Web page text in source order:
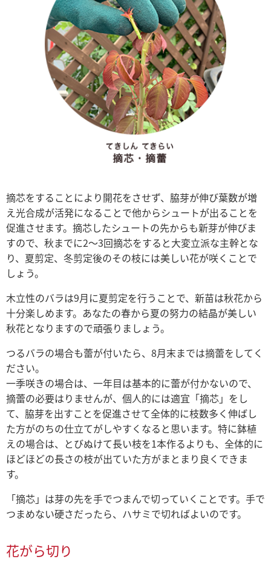
摘芯をすることにより開花をさせず、脇芽が伸び葉数が増
え光合成が活発になることで他からシュートが出ることを
促進させます。摘芯したシュートの先からも新芽が伸びま
すので、秋までに2～3回摘芯をすると大変立派な主幹とな
り、夏剪定、冬剪定後のその枝には美しい花が咲くことで
しょう。
木立性のバラは9月に夏剪定を行うことで、新苗は秋花から
十分楽しめます。あなたの春から夏の努力の結晶が美しい
秋花となりますので頑張りましょう。
つるバラの場合も蕾が付いたら、8月末までは摘蕾をしてく
ださい。
一季咲きの場合は、一年目は基本的に蕾が付かないので、
摘蕾の必要はりませんが、個人的には適宜「摘芯」をし
て、脇芽を出すことを促進させて全体的に枝数多く伸ばし
た方がのちの仕立てがしやすくなると思います。特に鉢植
えの場合は、とびぬけて長い枝を1本作るよりも、全体的に
ほどほどの長さの枝が出ていた方がまとまり良くできま
す。
「摘芯」は芽の先を手でつまんで切っていくことです。手で
つまめない硬さだったら、ハサミで切ればよいのです。
花がら切り